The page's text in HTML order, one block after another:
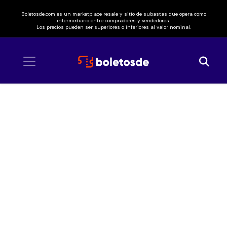
Boletosde.com es un marketplace resale y sitio de subastas que opera como
intermediario entre compradores y vendedores.
Los precios pueden ser superiores o inferiores al valor nominal.